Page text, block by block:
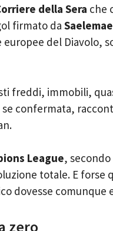
della Sera che
firmato da
del Diavolo,
freddi, immobili,
confermata,
League,
totale. E forse
dovesse comunque
zero